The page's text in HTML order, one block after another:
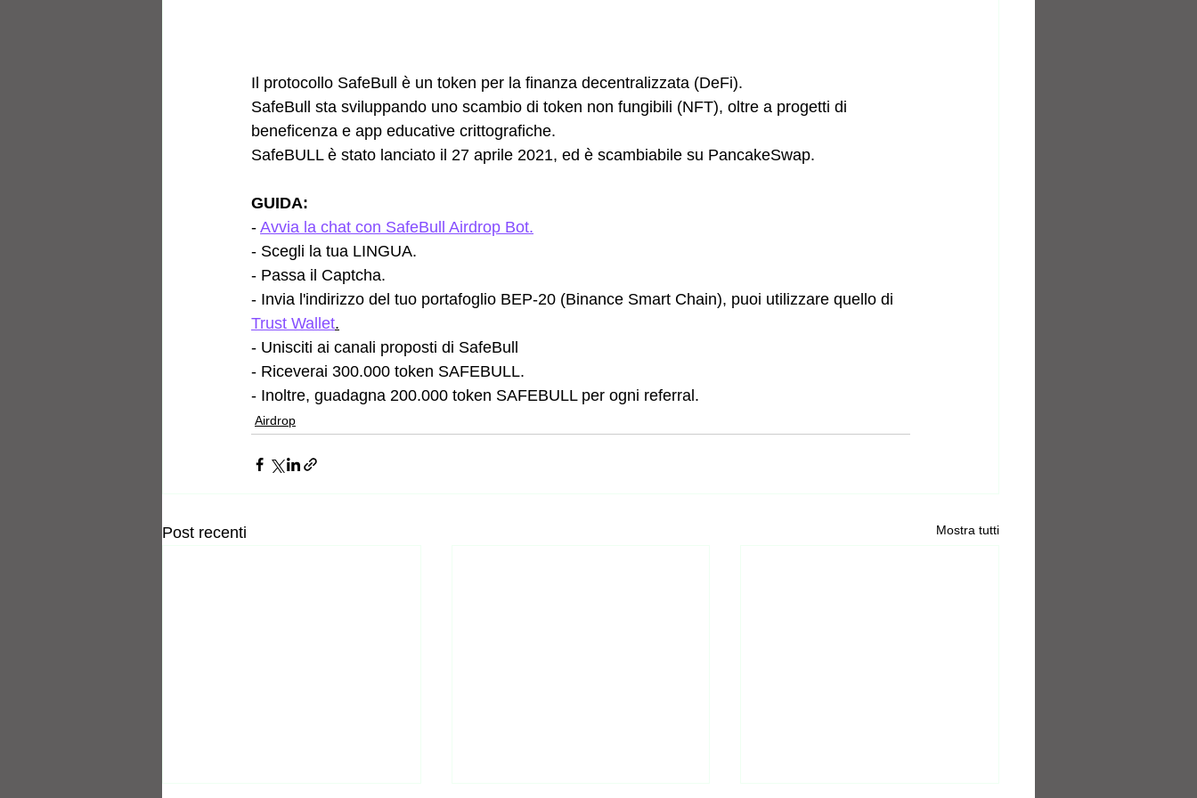
Il protocollo SafeBull è un token per la finanza decentralizzata (DeFi).
SafeBull sta sviluppando uno scambio di token non fungibili (NFT), oltre a progetti di
beneficenza e app educative crittografiche.
SafeBULL è stato lanciato il 27 aprile 2021, ed è scambiabile su PancakeSwap.
GUIDA:
- Avvia la chat con SafeBull Airdrop Bot.
- Scegli la tua LINGUA.
- Passa il Captcha.
- Invia l'indirizzo del tuo portafoglio BEP-20 (Binance Smart Chain), puoi utilizzare quello di
Trust Wallet.
- Unisciti ai canali proposti di SafeBull
- Riceverai 300.000 token SAFEBULL.
- Inoltre, guadagna 200.000 token SAFEBULL per ogni referral.
Airdrop
Post recenti Mostra tutti